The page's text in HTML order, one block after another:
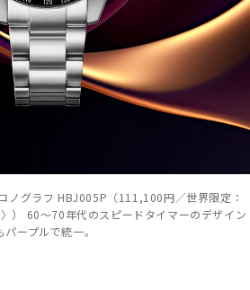
ノグラフ HBJ005P（111,100円／世界限定：
） 60～70年代のスピードタイマーのデザイン
ープルで統一。